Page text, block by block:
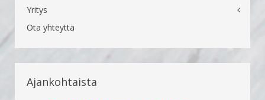
Yritys
Ota yhteyttä
Ajankohtaista